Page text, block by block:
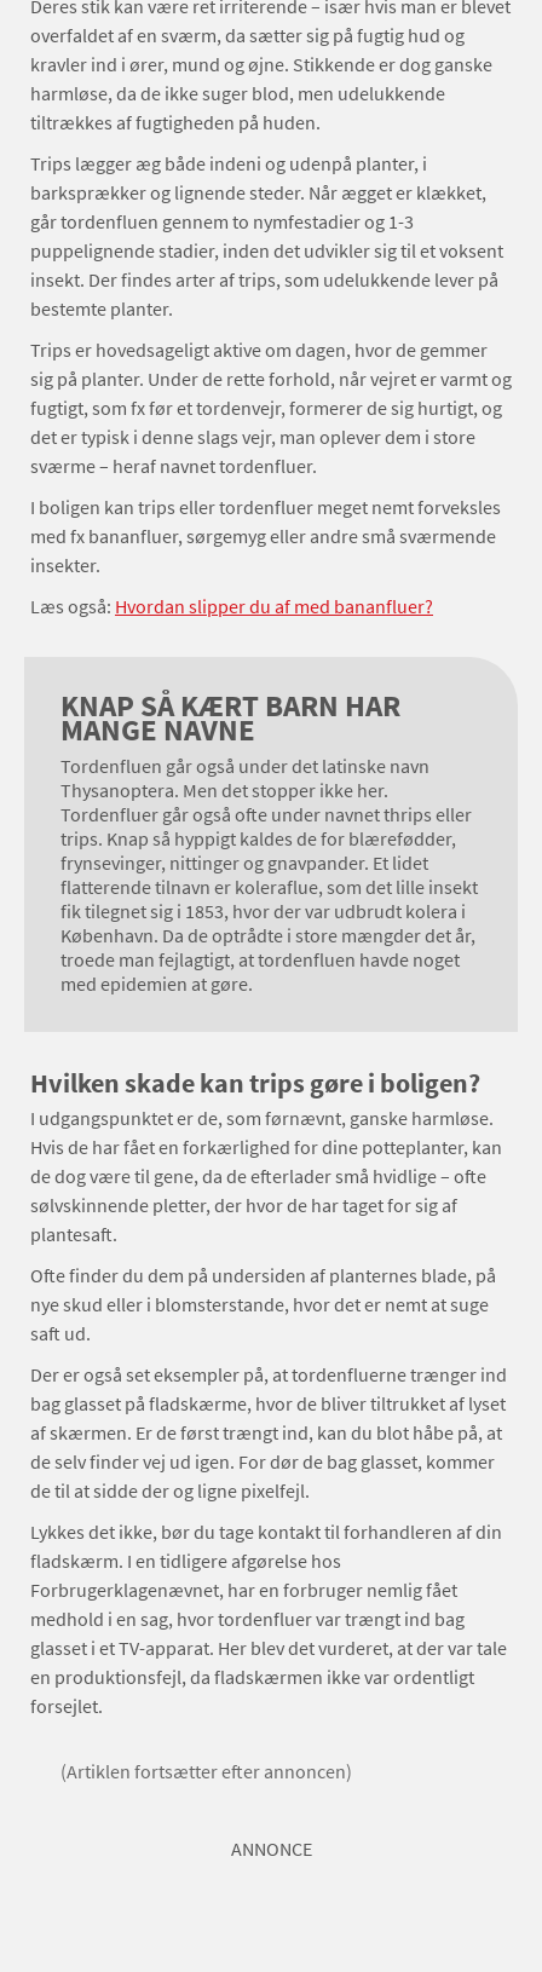
Deres stik kan være ret irriterende – især hvis man er blevet
overfaldet af en sværm, da sætter sig på fugtig hud og
kravler ind i ører, mund og øjne. Stikkende er dog ganske
harmløse, da de ikke suger blod, men udelukkende
tiltrækkes af fugtigheden på huden.
Trips lægger æg både indeni og udenpå planter, i
barksprækker og lignende steder. Når ægget er klækket,
går tordenfluen gennem to nymfestadier og 1-3
puppelignende stadier, inden det udvikler sig til et voksent
insekt. Der findes arter af trips, som udelukkende lever på
bestemte planter.
Trips er hovedsageligt aktive om dagen, hvor de gemmer
sig på planter. Under de rette forhold, når vejret er varmt og
fugtigt, som fx før et tordenvejr, formerer de sig hurtigt, og
det er typisk i denne slags vejr, man oplever dem i store
sværme – heraf navnet tordenfluer.
I boligen kan trips eller tordenfluer meget nemt forveksles
med fx bananfluer, sørgemyg eller andre små sværmende
insekter.
Læs også: Hvordan slipper du af med bananfluer?
KNAP SÅ KÆRT BARN HAR
MANGE NAVNE
Tordenfluen går også under det latinske navn
Thysanoptera. Men det stopper ikke her.
Tordenfluer går også ofte under navnet thrips eller
trips. Knap så hyppigt kaldes de for blærefødder,
frynsevinger, nittinger og gnavpander. Et lidet
flatterende tilnavn er koleraflue, som det lille insekt
fik tilegnet sig i 1853, hvor der var udbrudt kolera i
København. Da de optrådte i store mængder det år,
troede man fejlagtigt, at tordenfluen havde noget
med epidemien at gøre.
Hvilken skade kan trips gøre i boligen?
I udgangspunktet er de, som førnævnt, ganske harmløse.
Hvis de har fået en forkærlighed for dine potteplanter, kan
de dog være til gene, da de efterlader små hvidlige – ofte
sølvskinnende pletter, der hvor de har taget for sig af
plantesaft.
Ofte finder du dem på undersiden af planternes blade, på
nye skud eller i blomsterstande, hvor det er nemt at suge
saft ud.
Der er også set eksempler på, at tordenfluerne trænger ind
bag glasset på fladskærme, hvor de bliver tiltrukket af lyset
af skærmen. Er de først trængt ind, kan du blot håbe på, at
de selv finder vej ud igen. For dør de bag glasset, kommer
de til at sidde der og ligne pixelfejl.
Lykkes det ikke, bør du tage kontakt til forhandleren af din
fladskærm. I en tidligere afgørelse hos
Forbrugerklagenævnet, har en forbruger nemlig fået
medhold i en sag, hvor tordenfluer var trængt ind bag
glasset i et TV-apparat. Her blev det vurderet, at der var tale
en produktionsfejl, da fladskærmen ikke var ordentligt
forsejlet.
(Artiklen fortsætter efter annoncen)
ANNONCE